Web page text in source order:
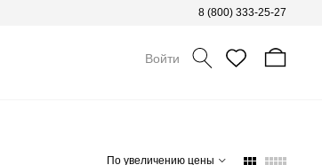
8 (800) 333-25-27
Войти
По увеличению цены